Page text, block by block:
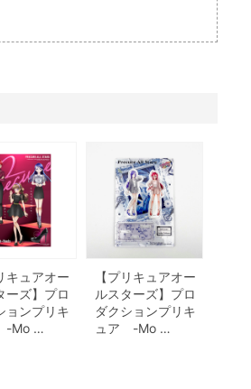
キュアオー
ーズ】プロ
ョンプリキ
-Mo …
【プリキュアオー
ルスターズ】プロ
ダクションプリキ
ュア -Mo …